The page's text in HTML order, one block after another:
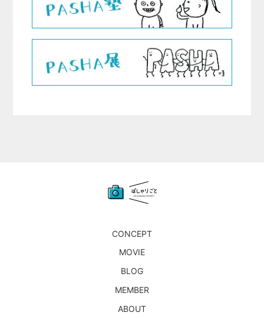
CONCEPT
MOVIE
BLOG
MEMBER
ABOUT